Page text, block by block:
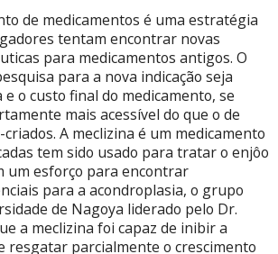
de medicamentos é uma estratégia
tentam encontrar novas
para medicamentos antigos. O
para a nova indicação seja
o custo final do medicamento, se
mais acessível do que o de
A meclizina é um medicamento
tem sido usado para tratar o enjôo
um esforço para encontrar
para a acondroplasia, o grupo
de Nagoya liderado pelo Dr.
a meclizina foi capaz de inibir a
resgatar parcialmente o crescimento